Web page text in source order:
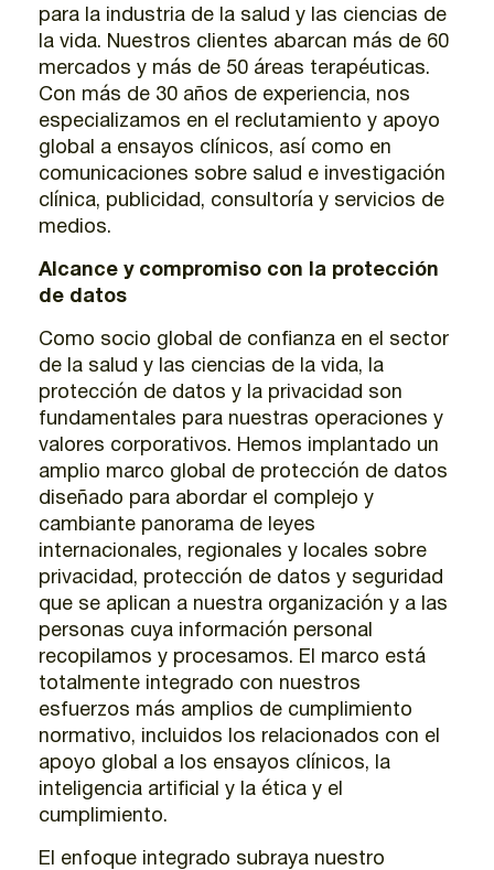
para la industria de la salud y las ciencias de
la vida. Nuestros clientes abarcan más de 60
mercados y más de 50 áreas terapéuticas.
Con más de 30 años de experiencia, nos
especializamos en el reclutamiento y apoyo
global a ensayos clínicos, así como en
comunicaciones sobre salud e investigación
clínica, publicidad, consultoría y servicios de
medios.
Alcance y compromiso con la protección
de datos
Como socio global de confianza en el sector
de la salud y las ciencias de la vida, la
protección de datos y la privacidad son
fundamentales para nuestras operaciones y
valores corporativos. Hemos implantado un
amplio marco global de protección de datos
diseñado para abordar el complejo y
cambiante panorama de leyes
internacionales, regionales y locales sobre
privacidad, protección de datos y seguridad
que se aplican a nuestra organización y a las
personas cuya información personal
recopilamos y procesamos. El marco está
totalmente integrado con nuestros
esfuerzos más amplios de cumplimiento
normativo, incluidos los relacionados con el
apoyo global a los ensayos clínicos, la
inteligencia artificial y la ética y el
cumplimiento.
El enfoque integrado subraya nuestro